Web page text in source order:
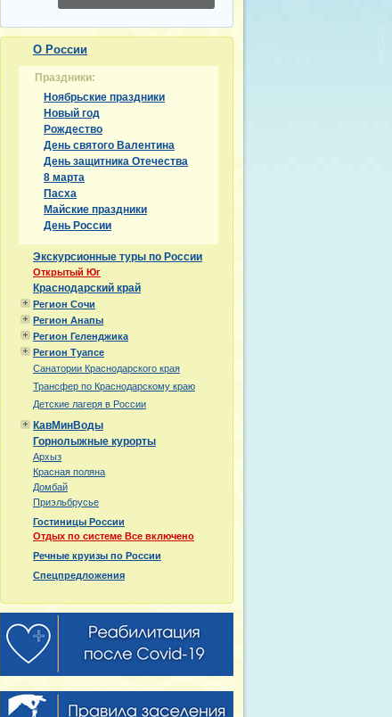
О России
Праздники:
Ноябрьские праздники
Новый год
Рождество
День святого Валентина
День защитника Отечества
8 марта
Пасха
Майские праздники
День России
Экскурсионные туры по России
Открытый Юг
Краснодарский край
Регион Сочи
Регион Анапы
Регион Геленджика
Регион Туапсе
Санатории Краснодарского края
Трансфер по Краснодарскому краю
Детские лагеря в России
КавМинВоды
Горнолыжные курорты
Архыз
Красная поляна
Домбай
Приэльбрусье
Гостиницы России
Отдых по системе Все включено
Речные круизы по России
Спецпредложения